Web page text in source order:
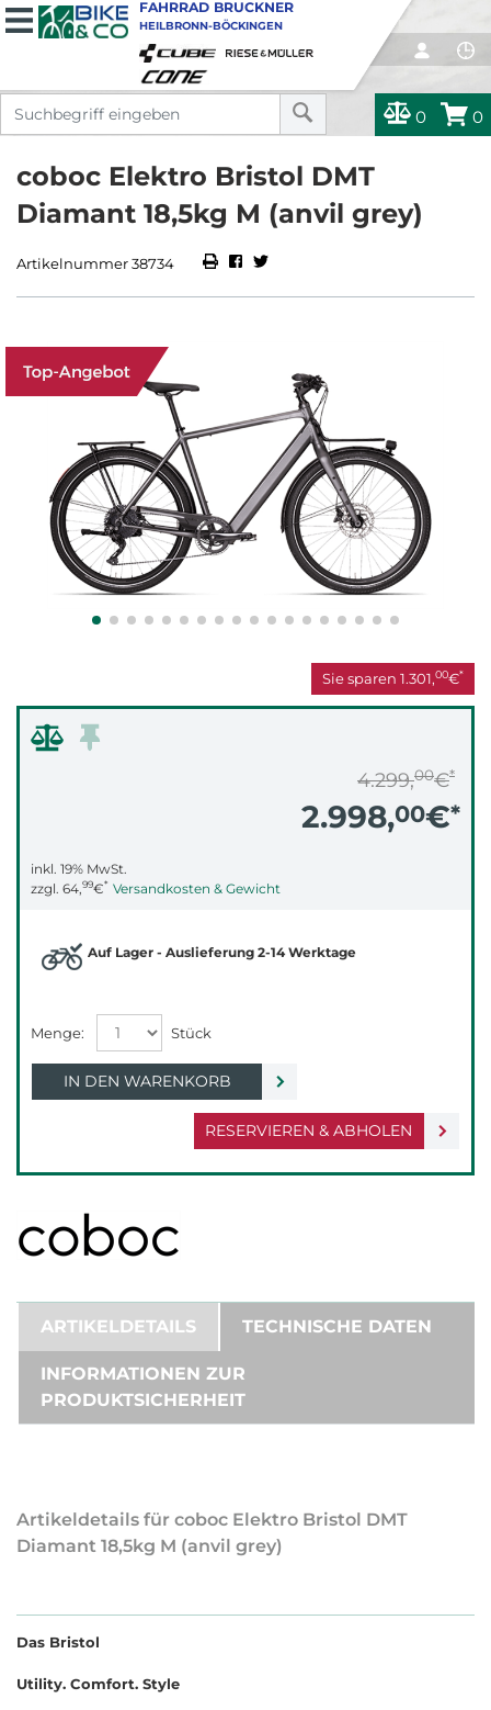
0 0
FAHRRAD BRUCKNER
HEILBRONN-BÖCKINGEN
coboc Elektro Bristol DMT
Diamant 18,5kg M (anvil grey)
Artikelnummer 38734
Sie sparen 1.301,00€*
4.299,00€*
2.998,00€*
inkl. 19% MwSt.
zzgl. 64,99€* Versandkosten & Gewicht
RESERVIEREN & ABHOLEN
Auf Lager - Auslieferung 2-14 Werktage
IN DEN WARENKORB
ARTIKELDETAILS TECHNISCHE DATEN
INFORMATIONEN ZUR
PRODUKTSICHERHEIT
Artikeldetails für coboc Elektro Bristol DMT
Diamant 18,5kg M (anvil grey)
Das Bristol
Utility. Comfort. Style